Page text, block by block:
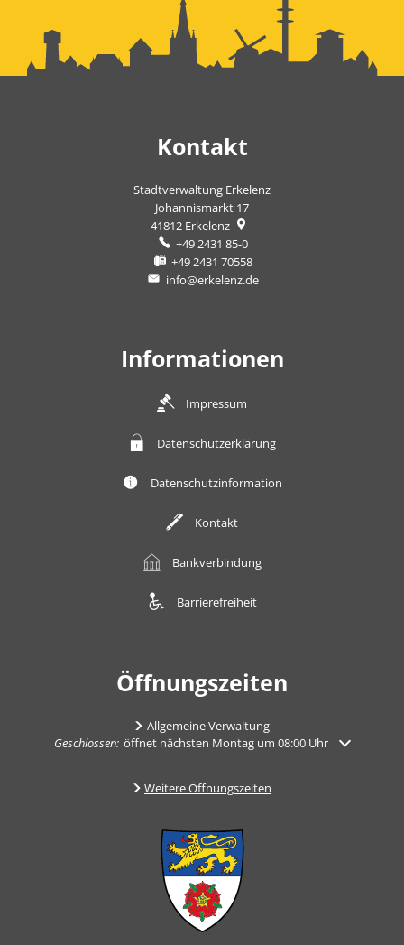
Kontakt
Stadtverwaltung Erkelenz
Johannismarkt 17
41812 Erkelenz
+49 2431 85-0
+49 2431 70558
info@erkelenz.de
Informationen
Impressum
Datenschutzerklärung
Datenschutzinformation
Kontakt
Bankverbindung
Barrierefreiheit
Öffnungszeiten
Allgemeine Verwaltung
Klicken, um weitere Öffnungs- oder Schließzeiten auszublenden
Geschlossen: öffnet nächsten Montag um 08:00 Uhr
Weitere Öffnungszeiten